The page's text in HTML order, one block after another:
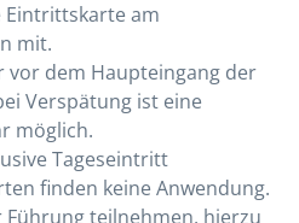
Eintrittskarte am
mit.
vor dem Haupteingang der
Verspätung ist eine
möglich.
Tageseintritt
finden keine Anwendung.
teilnehmen, hierzu